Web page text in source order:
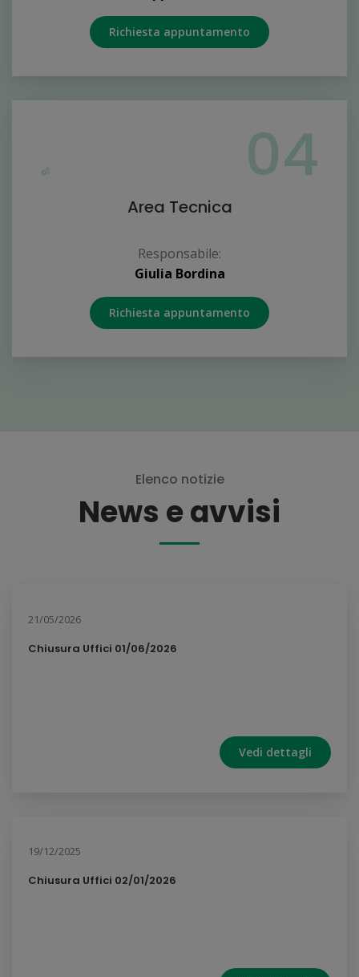
Richiesta appuntamento
04
Area Tecnica
Responsabile:
Giulia Bordina
Richiesta appuntamento
Elenco notizie
News e avvisi
21/05/2026
Chiusura Uffici 01/06/2026
Vedi dettagli
19/12/2025
Chiusura Uffici 02/01/2026